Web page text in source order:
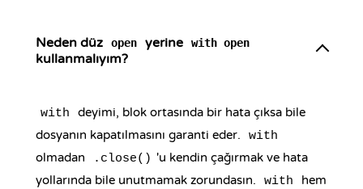
Neden düz open yerine with open
kullanmalıyım?
with
deyimi, blok ortasında bir hata çıksa bile
dosyanın kapatılmasını garanti eder.
with
olmadan .close() 'u kendin çağırmak ve hata
yollarında bile unutmamak zorundasın.
with
hem